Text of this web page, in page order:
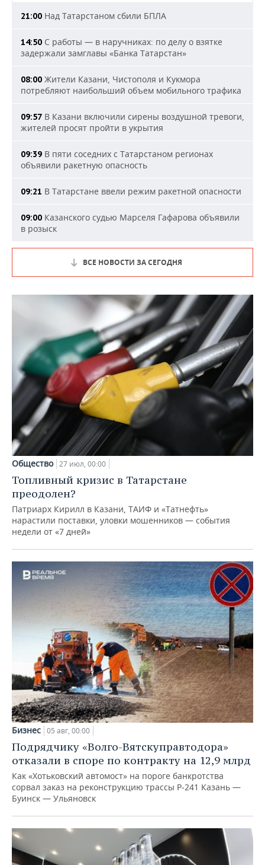
21:00 Над Татарстаном сбили БПЛА
14:50 С работы — в наручниках: по делу о взятке
задержали замглавы «Банка Татарстан»
08:00 Жители Казани, Чистополя и Кукмора
потребляют наибольший объем мобильного трафика
09:57 В Казани включили сирены воздушной тревоги,
жителей просят пройти в укрытия
09:39 В пяти соседних с Татарстаном регионах
объявили ракетную опасность
09:21 В Татарстане ввели режим ракетной опасности
09:00 Казанского судью Марселя Гафарова объявили
в розыск
ВСЕ НОВОСТИ ЗА СЕГОДНЯ
Общество 27 июл, 00:00
Топливный кризис в Татарстане
преодолен?
Патриарх Кирилл в Казани, ТАИФ и «Татнефть»
нарастили поставки, уловки мошенников — события
недели от «7 дней»
Бизнес 05 авг, 00:00
Подрядчику «Волго-Вятскуправтодора»
отказали в споре по контракту на 12,9 млрд
Как «Хотьковский автомост» на пороге банкротства
сорвал заказ на реконструкцию трассы Р‑241 Казань —
Буинск — Ульяновск